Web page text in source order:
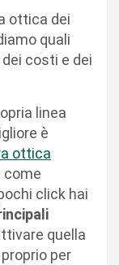
ottica dei
quali
costi e dei
linea
è
ottica
come
click hai
quella
per